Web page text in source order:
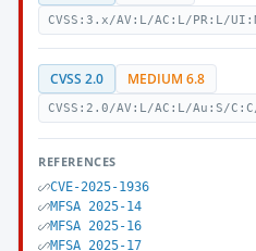
CVSS:3.x/AV:L/AC:L/PR:L/
CVSS 2.0 MEDIUM 6.8
CVSS:2.0/AV:L/AC:L/Au:S/
REFERENCES
CVE-2025-1936
MFSA 2025-14
MFSA 2025-16
MFSA 2025-17